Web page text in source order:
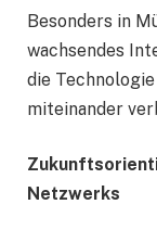
Besonders in
wachsendes
die
miteinander
Netzwerks